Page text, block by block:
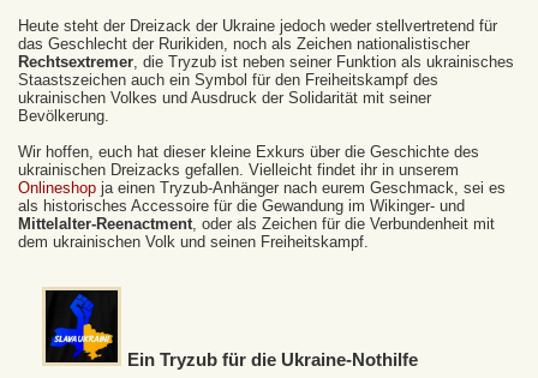
Heute steht der Dreizack der Ukraine jedoch weder stellvertretend für
das Geschlecht der Rurikiden, noch als Zeichen nationalistischer
Rechtsextremer , die Tryzub ist neben seiner Funktion als ukrainisches
Staastszeichen auch ein Symbol für den Freiheitskampf des
ukrainischen Volkes und Ausdruck der Solidarität mit seiner
Bevölkerung.
Wir hoffen, euch hat dieser kleine Exkurs über die Geschichte des
ukrainischen Dreizacks gefallen. Vielleicht findet ihr in unserem
Onlineshop ja einen Tryzub-Anhänger nach eurem Geschmack, sei es
als historisches Accessoire für die Gewandung im Wikinger- und
Mittelalter-Reenactment , oder als Zeichen für die Verbundenheit mit
dem ukrainischen Volk und seinen Freiheitskampf.
Ein Tryzub für die Ukraine-Nothilfe